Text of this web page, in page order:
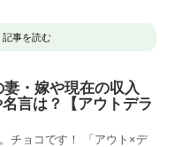
記事を読む
妻・嫁や現在の収入
言は？【アウトデラ
チョコです！ 「アウト×デ